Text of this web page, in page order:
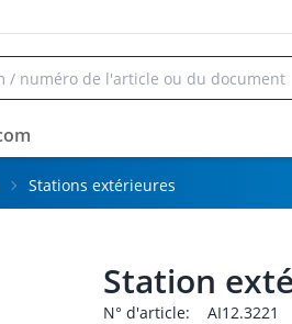
Stations extérieures
Station
N° d'article: AI12.3221